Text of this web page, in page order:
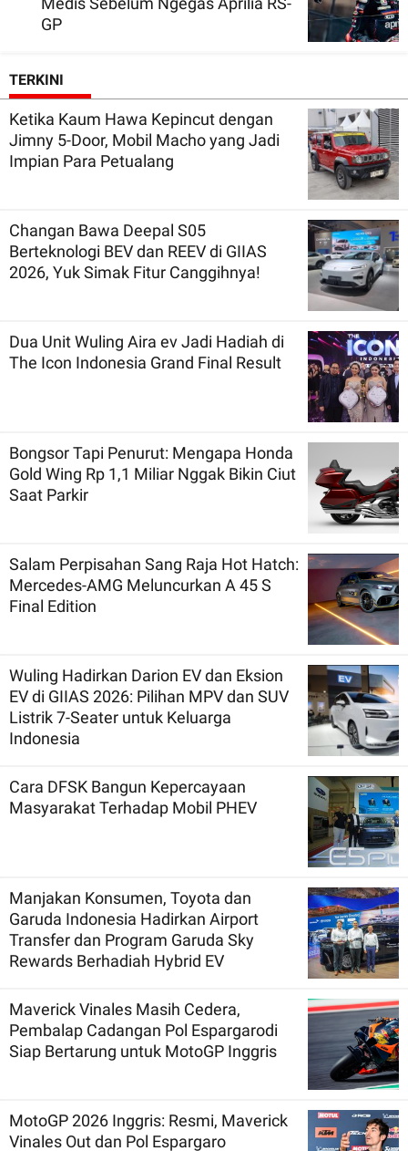
GP
TERKINI
Ketika Kaum Hawa Kepincut dengan
Jimny 5-Door, Mobil Macho yang Jadi
Impian Para Petualang
Changan Bawa Deepal S05
Berteknologi BEV dan REEV di GIIAS
2026, Yuk Simak Fitur Canggihnya!
Dua Unit Wuling Aira ev Jadi Hadiah di
The Icon Indonesia Grand Final Result
Bongsor Tapi Penurut: Mengapa Honda
Gold Wing Rp 1,1 Miliar Nggak Bikin Ciut
Saat Parkir
Salam Perpisahan Sang Raja Hot Hatch:
Mercedes-AMG Meluncurkan A 45 S
Final Edition
Wuling Hadirkan Darion EV dan Eksion
EV di GIIAS 2026: Pilihan MPV dan SUV
Listrik 7-Seater untuk Keluarga
Indonesia
Cara DFSK Bangun Kepercayaan
Masyarakat Terhadap Mobil PHEV
Manjakan Konsumen, Toyota dan
Garuda Indonesia Hadirkan Airport
Transfer dan Program Garuda Sky
Rewards Berhadiah Hybrid EV
Maverick Vinales Masih Cedera,
Pembalap Cadangan Pol Espargarodi
Siap Bertarung untuk MotoGP Inggris
MotoGP 2026 Inggris: Resmi, Maverick
Vinales Out dan Pol Espargaro